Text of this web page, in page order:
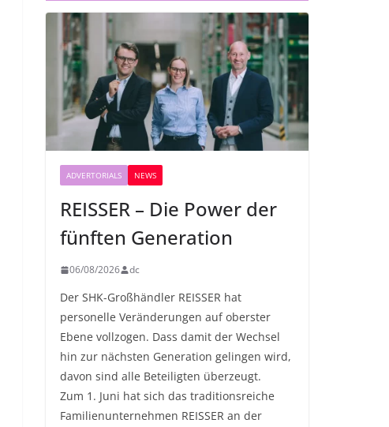
ADVERTORIALS NEWS
REISSER – Die Power der
fünften Generation
06/08/2026 dc
Der SHK-Großhändler REISSER hat
personelle Veränderungen auf oberster
Ebene vollzogen. Dass damit der Wechsel
hin zur nächsten Generation gelingen wird,
davon sind alle Beteiligten überzeugt.
Zum 1. Juni hat sich das traditionsreiche
Familienunternehmen REISSER an der